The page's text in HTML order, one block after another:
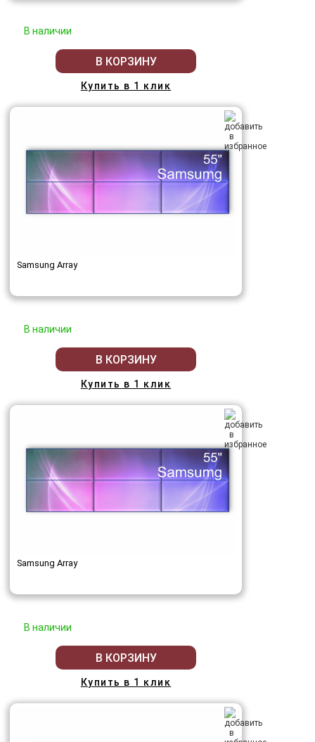
В наличии
В КОРЗИНУ
Купить в 1 клик
Samsung Array
В наличии
В КОРЗИНУ
Купить в 1 клик
Samsung Array
В наличии
В КОРЗИНУ
Купить в 1 клик